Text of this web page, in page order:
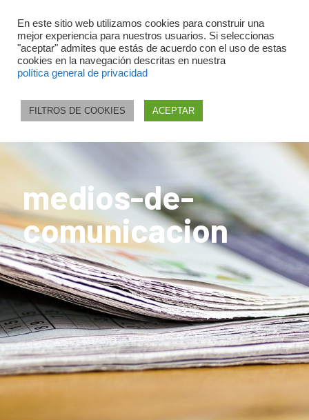
medios-de-
comunicacion
En este sitio web utilizamos cookies para construir una
mejor experiencia para nuestros usuarios. Si seleccionas
"aceptar" admites que estás de acuerdo con el uso de estas
cookies en la navegación descritas en nuestra
política general de privacidad
FILTROS DE COOKIES ACEPTAR